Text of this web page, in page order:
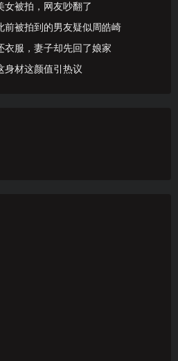
女被拍，网友吵翻了
前被拍到的男友疑似周皓崎
衣服，妻子却先回了娘家
身材这颜值引热议